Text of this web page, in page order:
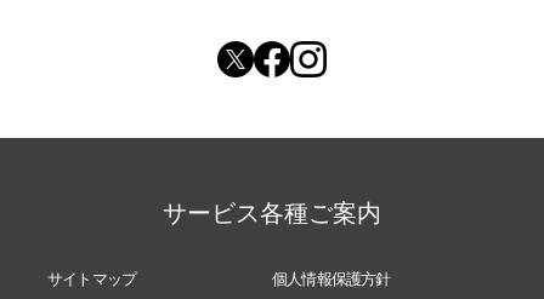
サービス各種ご案内
サイトマップ 個人情報保護方針